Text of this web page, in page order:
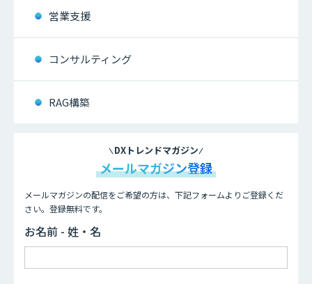
営業支援
コンサルティング
RAG構築
DXトレンドマガジン
メールマガジン登録
メールマガジンの配信をご希望の方は、下記フォームよりご登録くだ
さい。登録無料です。
お名前 - 姓・名